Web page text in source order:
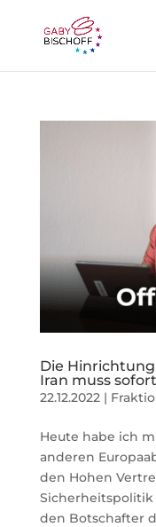
Die
Iran muss
22.12.2022|
Heute habe ich
anderen
den Hohen
den Botschafter